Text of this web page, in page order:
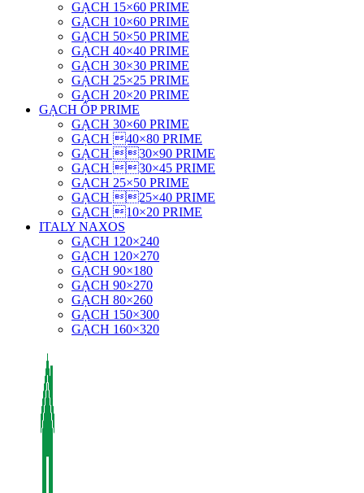
GẠCH 15×60 PRIME
GẠCH 10×60 PRIME
GẠCH 50×50 PRIME
GẠCH 40×40 PRIME
GẠCH 30×30 PRIME
GẠCH 25×25 PRIME
GẠCH 20×20 PRIME
GẠCH ỐP PRIME
GẠCH 30×60 PRIME
GẠCH 40×80 PRIME
GẠCH 30×90 PRIME
GẠCH 30×45 PRIME
GẠCH 25×50 PRIME
GẠCH 25×40 PRIME
GẠCH 10×20 PRIME
ITALY NAXOS
GẠCH 120×240
GẠCH 120×270
GẠCH 90×180
GẠCH 90×270
GẠCH 80×260
GẠCH 150×300
GẠCH 160×320